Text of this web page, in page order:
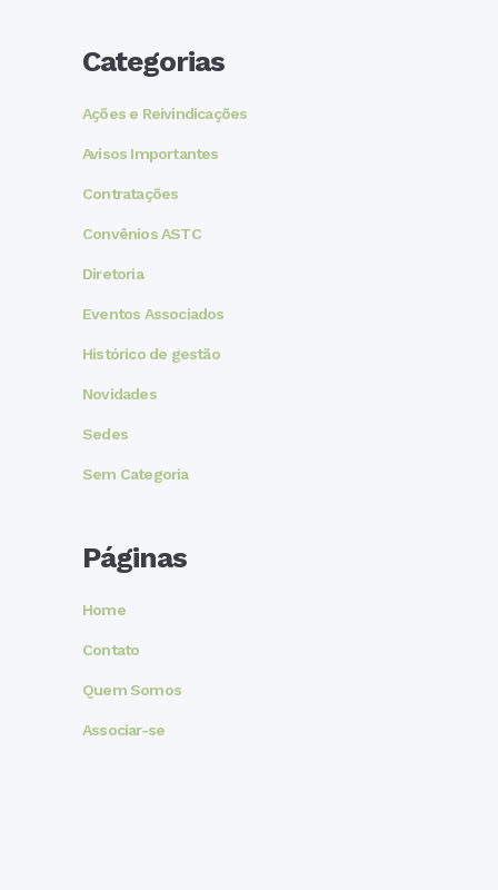
Categorias
Ações e Reivindicações
Avisos Importantes
Contratações
Convênios ASTC
Diretoria
Eventos Associados
Histórico de gestão
Novidades
Sedes
Sem Categoria
Páginas
Home
Contato
Quem Somos
Associar-se